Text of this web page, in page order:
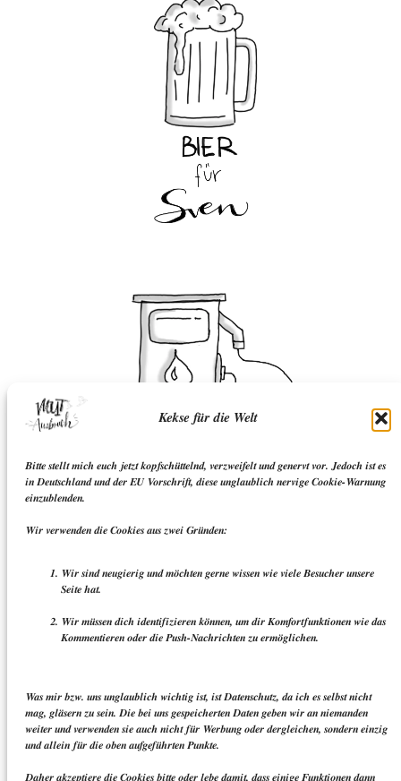
Kekse für die Welt
Bitte stellt mich euch jetzt kopfschüttelnd, verzweifelt und genervt vor. Jedoch ist es
in Deutschland und der EU Vorschrift, diese unglaublich nervige Cookie-Warnung
einzublenden.
Wir verwenden die Cookies aus zwei Gründen:
Wir sind neugierig und möchten gerne wissen wie viele Besucher unsere
Seite hat.
Wir müssen dich identifizieren können, um dir Komfortfunktionen wie das
Kommentieren oder die Push-Nachrichten zu ermöglichen.
Was mir bzw. uns unglaublich wichtig ist, ist Datenschutz, da ich es selbst nicht
mag, gläsern zu sein. Die bei uns gespeicherten Daten geben wir an niemanden
weiter und verwenden sie auch nicht für Werbung oder dergleichen, sondern einzig
und allein für die oben aufgeführten Punkte.
Daher akzeptiere die Cookies bitte oder lebe damit, dass einige Funktionen dann